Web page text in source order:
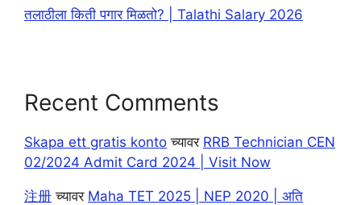
तलाठीला किती पगार मिळतो? | Talathi Salary 2026
Recent Comments
Skapa ett gratis konto च्यावर RRB Technician CEN
02/2024 Admit Card 2024 | Visit Now
注册 च्यावर Maha TET 2025 | NEP 2020 | अति